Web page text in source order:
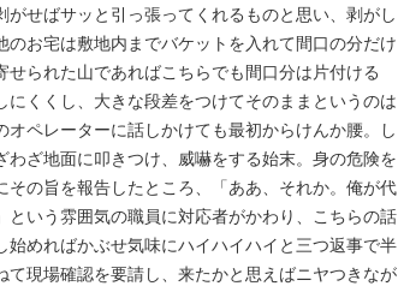
がせばサッと引っ張ってくれるものと思い、剥がし
のお宅は敷地内までバケットを入れて間口の分だけ
せられた山であればこちらでも間口分は片付ける
にくくし、大きな段差をつけてそのままというのは
オペレーターに話しかけても最初からけんか腰。し
わざ地面に叩きつけ、威嚇をする始末。身の危険を
その旨を報告したところ、「ああ、それか。俺が代
という雰囲気の職員に対応者がかわり、こちらの話
始めればかぶせ気味にハイハイハイと三つ返事で半
て現場確認を要請し、来たかと思えばニヤつきなが